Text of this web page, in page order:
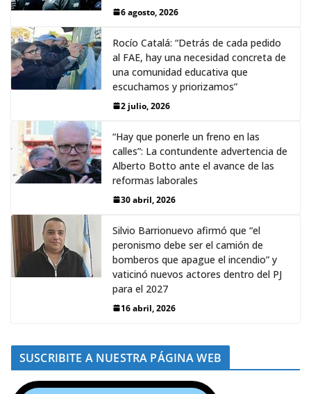
6 agosto, 2026
Rocío Catalá: “Detrás de cada pedido
al FAE, hay una necesidad concreta de
una comunidad educativa que
escuchamos y priorizamos”
2 julio, 2026
“Hay que ponerle un freno en las
calles”: La contundente advertencia de
Alberto Botto ante el avance de las
reformas laborales
30 abril, 2026
Silvio Barrionuevo afirmó que “el
peronismo debe ser el camión de
bomberos que apague el incendio” y
vaticinó nuevos actores dentro del PJ
para el 2027
16 abril, 2026
SUSCRIBITE A NUESTRA PÁGINA WEB